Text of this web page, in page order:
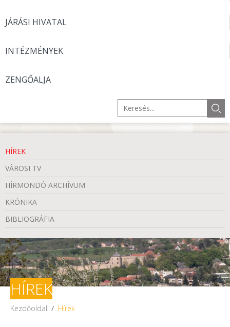
JÁRÁSI HIVATAL
INTÉZMÉNYEK
ZENGŐALJA
HÍREK
VÁROSI TV
HÍRMONDÓ ARCHÍVUM
KRÓNIKA
BIBLIOGRÁFIA
HÍREK
Kezdőoldal / Hírek